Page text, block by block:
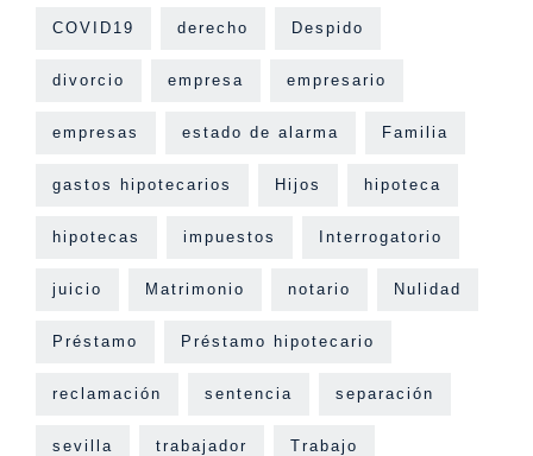
COVID19 derecho Despido
divorcio empresa empresario
empresas estado de alarma Familia
gastos hipotecarios Hijos hipoteca
hipotecas impuestos Interrogatorio
juicio Matrimonio notario Nulidad
Préstamo Préstamo hipotecario
reclamación sentencia separación
sevilla trabajador Trabajo